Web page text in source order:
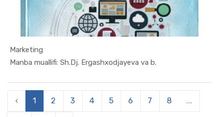
Marketing
Manba muallifi: Sh.Dj. Ergashxodjayeva va b.
In Marketi...
‹ 1 2 3 4 5 6 7 8 ...